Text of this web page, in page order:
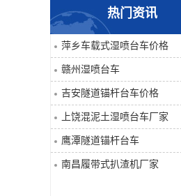
多臂凿岩台车
单臂凿岩台车系列
大坡度用履带扒渣机≤32度
隧道锚杆台车
混泥土湿喷台车
热门资讯
萍乡车载式湿喷台车价格
赣州湿喷台车
吉安隧道锚杆台车价格
上饶混泥土湿喷台车厂家
鹰潭隧道锚杆台车
南昌履带式扒渣机厂家